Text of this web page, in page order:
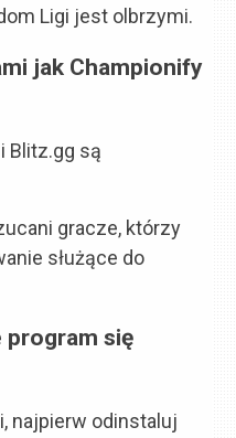
Ligi jest olbrzymi.
jak Championify
Blitz.gg są
gracze, którzy
służące do
program się
najpierw odinstaluj